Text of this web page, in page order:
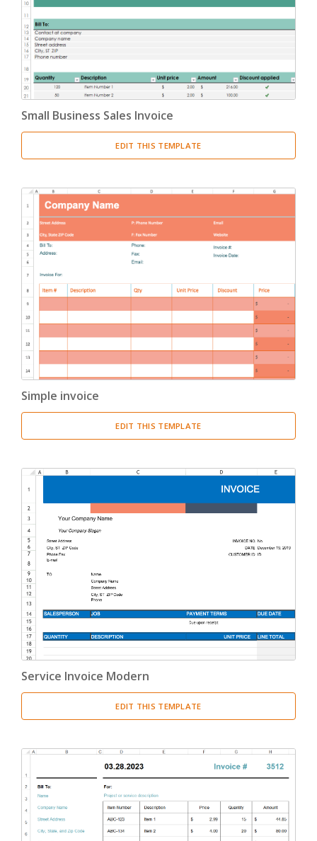
Small Business Sales Invoice
EDIT THIS TEMPLATE
Simple invoice
EDIT THIS TEMPLATE
Service Invoice Modern
EDIT THIS TEMPLATE